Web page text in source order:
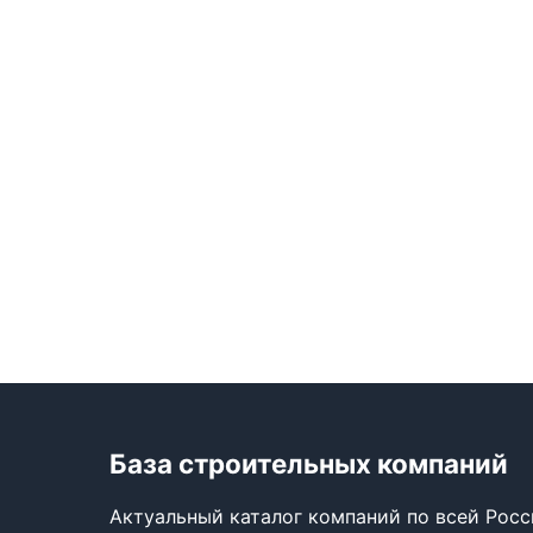
База строительных компаний
Актуальный каталог компаний по всей